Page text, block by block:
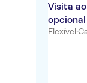
Visita
11 de
Flexível·